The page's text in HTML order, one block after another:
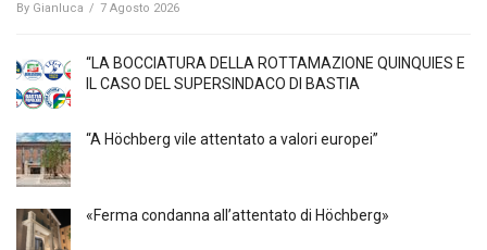
By Gianluca / 7 Agosto 2026
“LA BOCCIATURA DELLA ROTTAMAZIONE QUINQUIES E
IL CASO DEL SUPERSINDACO DI BASTIA
“A Höchberg vile attentato a valori europei”
«Ferma condanna all’attentato di Höchberg»